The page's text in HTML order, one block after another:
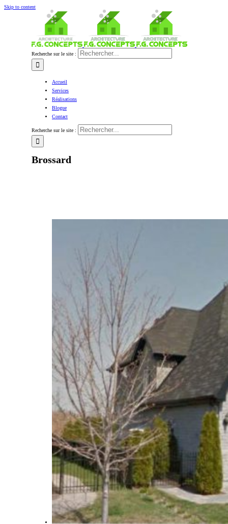
Skip to content
Recherche sur le site :
Accueil
Services
Réalisations
Blogue
Contact
Recherche sur le site :
Brossard